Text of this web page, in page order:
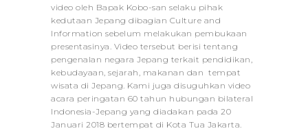
video oleh Bapak Kobo-san selaku pihak
kedutaan Jepang dibagian Culture and
Information sebelum melakukan pembukaan
presentasinya. Video tersebut berisi tentang
pengenalan negara Jepang terkait pendidikan,
kebudayaan, sejarah, makanan dan tempat
wisata di Jepang. Kami juga disuguhkan video
acara peringatan 60 tahun hubungan bilateral
Indonesia-Jepang yang diadakan pada 20
Januari 2018 bertempat di Kota Tua Jakarta.